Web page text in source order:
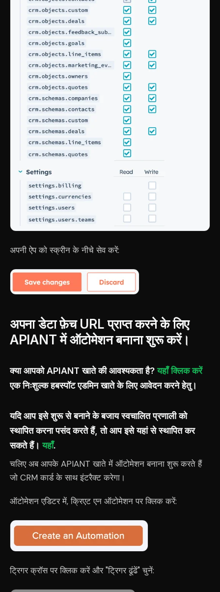
अपनी ऐप को स्क्रीन के नीचे सेव करें:
अपना डेटा फ़ेच URL प्राप्त करने के लिए
APIANT में ऑटोमेशन बनाना शुरू करें।
क्या आपको APIANT खाते की आवश्यकता है?यहाँ क्लिक करें
एक निःशुल्क हबस्पॉट एडमिन खाते के लिए आवेदन करने हेतु।
यदि आप इसे शुरू से बनाने के बजाय स्वचालित प्रणाली को
स्थापित करना पसंद करते हैं, तो आप इसे यहां से स्थापित कर
सकते हैं।यहाँ.
चलिए अब आपके APIANT खाते में ऑटोमेशन बनाना शुरू करते हैं
जो CRM कार्ड के साथ इंटरैक्ट करेगा।
ऑटोमेशन एडिटर में, क्रिएट एन ऑटोमेशन पर क्लिक करें:
ट्रिगर क्रॉस पर क्लिक करें और "ट्रिगर ढूंढें" चुनें: